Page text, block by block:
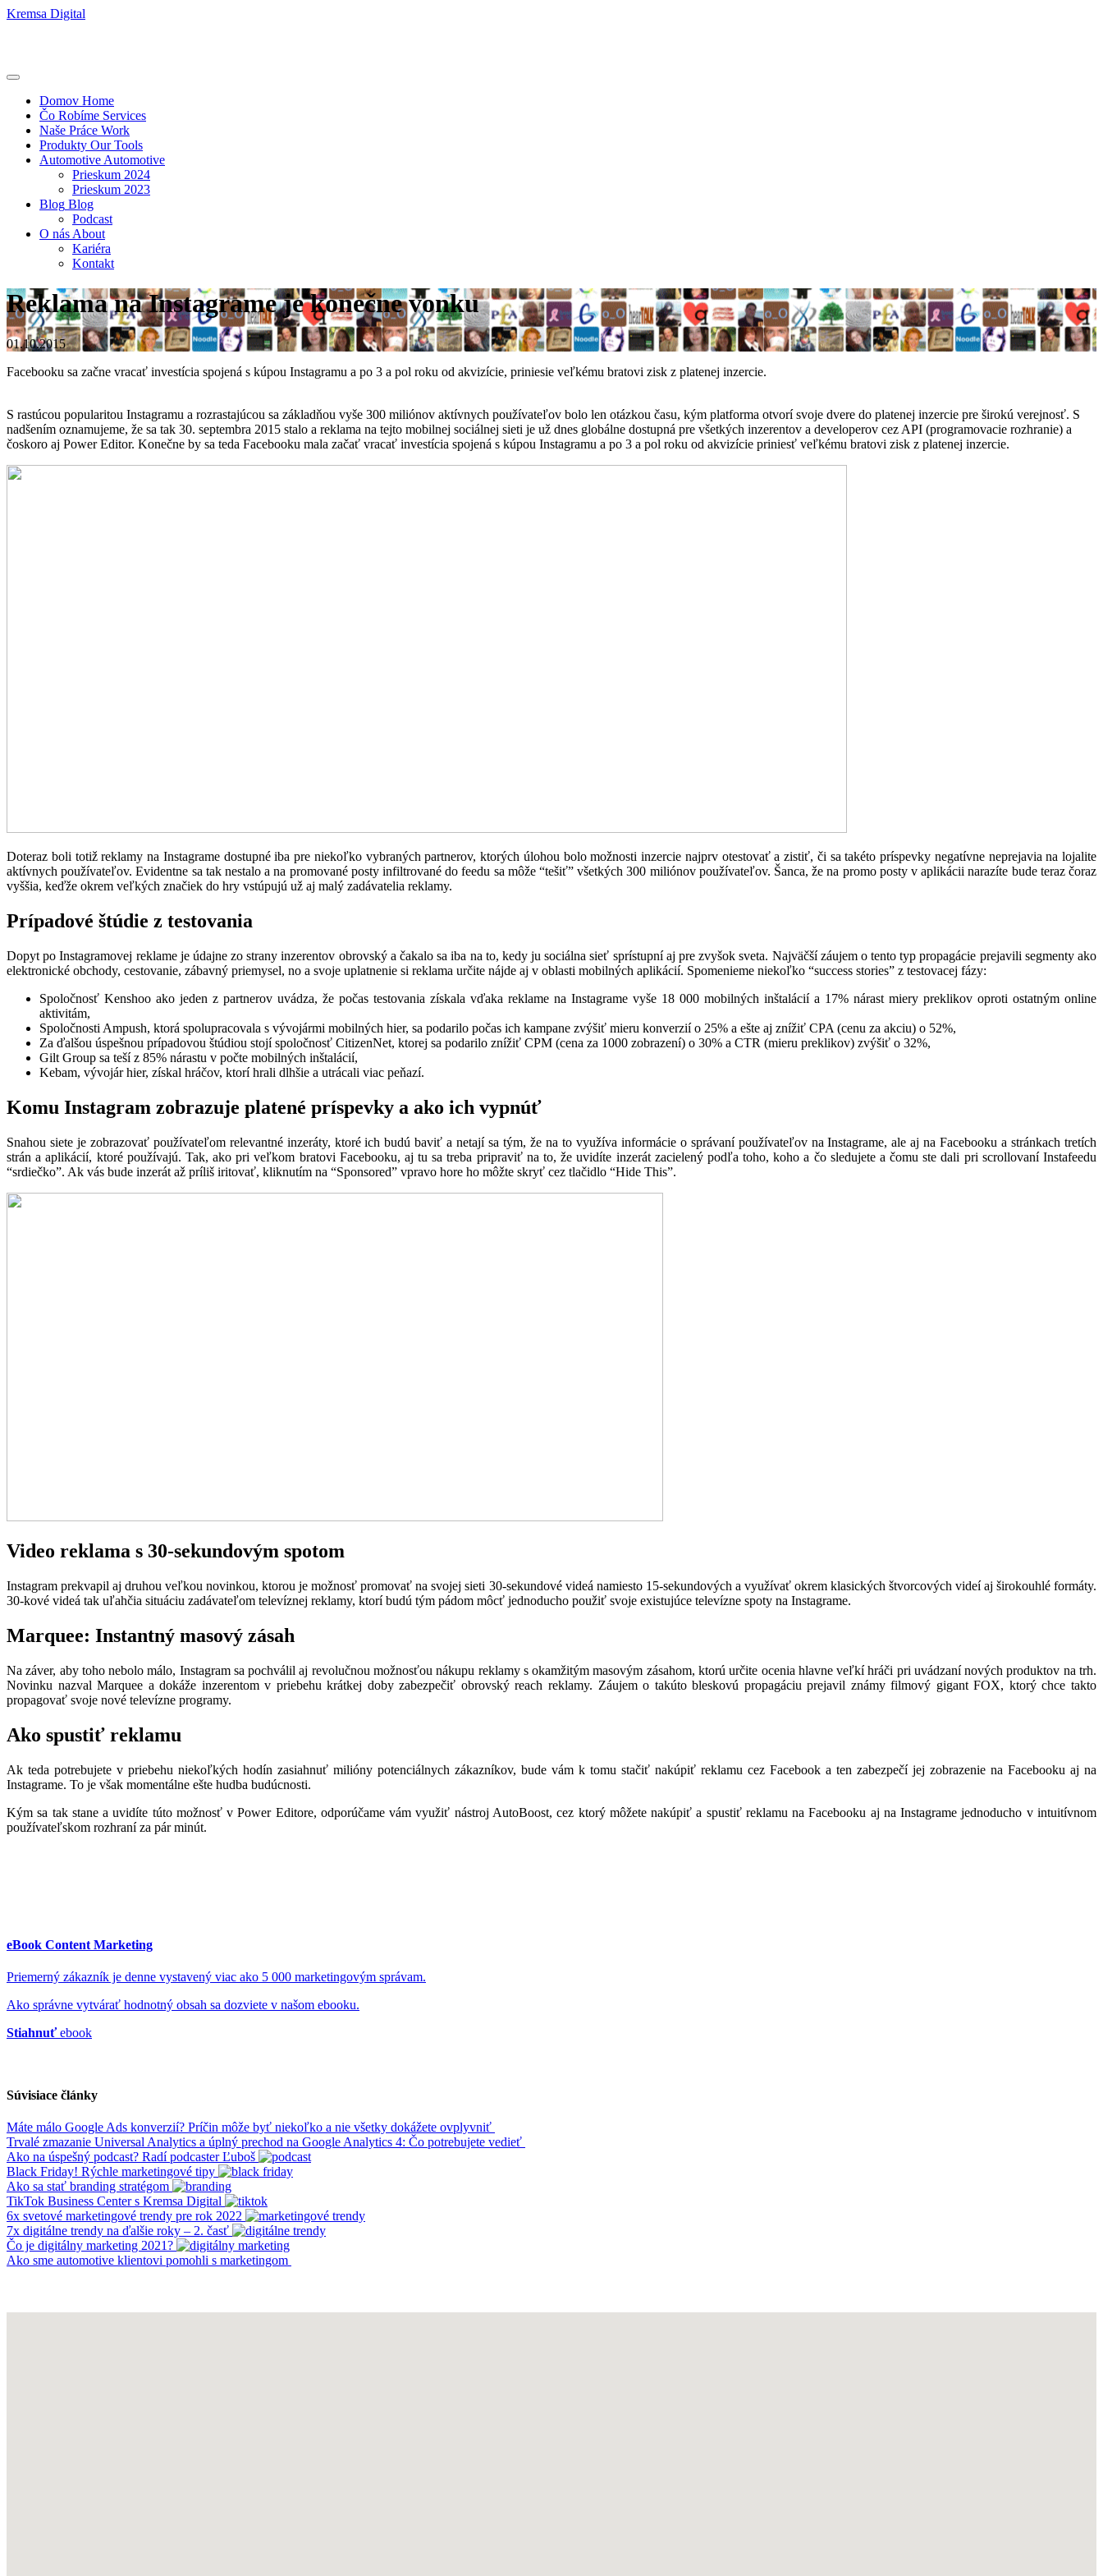
Kremsa Digital
Domov Home
Čo Robíme Services
Naše Práce Work
Produkty Our Tools
Automotive Automotive
Prieskum 2024
Prieskum 2023
Blog Blog
Podcast
O nás About
Kariéra
Kontakt
Reklama na Instagrame je konečne vonku
01.10.2015
Facebooku sa začne vracať investícia spojená s kúpou Instagramu a po 3 a pol roku od akvizície, priniesie veľkému bratovi zisk z platenej inzercie.
S rastúcou popularitou Instagramu a rozrastajúcou sa základňou vyše 300 miliónov aktívnych používateľov bolo len otázkou času, kým platforma otvorí svoje dvere do platenej inzercie pre širokú verejnosť. S
nadšením oznamujeme, že sa tak 30. septembra 2015 stalo a reklama na tejto mobilnej sociálnej sieti je už dnes globálne dostupná pre všetkých inzerentov a developerov cez API (programovacie rozhranie) a
čoskoro aj Power Editor. Konečne by sa teda Facebooku mala začať vracať investícia spojená s kúpou Instagramu a po 3 a pol roku od akvizície priniesť veľkému bratovi zisk z platenej inzercie.
Doteraz boli totiž reklamy na Instagrame dostupné iba pre niekoľko vybraných partnerov, ktorých úlohou bolo možnosti inzercie najprv otestovať a zistiť, či sa takéto príspevky negatívne neprejavia na lojalite
aktívnych používateľov. Evidentne sa tak nestalo a na promované posty infiltrované do feedu sa môže “tešiť” všetkých 300 miliónov používateľov. Šanca, že na promo posty v aplikácii narazíte bude teraz čoraz
vyššia, keďže okrem veľkých značiek do hry vstúpujú už aj malý zadávatelia reklamy.
Prípadové štúdie z testovania
Dopyt po Instagramovej reklame je údajne zo strany inzerentov obrovský a čakalo sa iba na to, kedy ju sociálna sieť sprístupní aj pre zvyšok sveta. Najväčší záujem o tento typ propagácie prejavili segmenty ako
elektronické obchody, cestovanie, zábavný priemysel, no a svoje uplatnenie si reklama určite nájde aj v oblasti mobilných aplikácií. Spomenieme niekoľko “success stories” z testovacej fázy:
Spoločnosť Kenshoo ako jeden z partnerov uvádza, že počas testovania získala vďaka reklame na Instagrame vyše 18 000 mobilných inštalácií a 17% nárast miery preklikov oproti ostatným online
aktivitám,
Spoločnosti Ampush, ktorá spolupracovala s vývojármi mobilných hier, sa podarilo počas ich kampane zvýšiť mieru konverzií o 25% a ešte aj znížiť CPA (cenu za akciu) o 52%,
Za ďalšou úspešnou prípadovou štúdiou stojí spoločnosť CitizenNet, ktorej sa podarilo znížiť CPM (cena za 1000 zobrazení) o 30% a CTR (mieru preklikov) zvýšiť o 32%,
Gilt Group sa teší z 85% nárastu v počte mobilných inštalácií,
Kebam, vývojár hier, získal hráčov, ktorí hrali dlhšie a utrácali viac peňazí.
Komu Instagram zobrazuje platené príspevky a ako ich vypnúť
Snahou siete je zobrazovať používateľom relevantné inzeráty, ktoré ich budú baviť a netají sa tým, že na to využíva informácie o správaní používateľov na Instagrame, ale aj na Facebooku a stránkach tretích
strán a aplikácií, ktoré používajú. Tak, ako pri veľkom bratovi Facebooku, aj tu sa treba pripraviť na to, že uvidíte inzerát zacielený podľa toho, koho a čo sledujete a čomu ste dali pri scrollovaní Instafeedu
“srdiečko”. Ak vás bude inzerát až príliš iritovať, kliknutím na “Sponsored” vpravo hore ho môžte skryť cez tlačidlo “Hide This”.
Video reklama s 30-sekundovým spotom
Instagram prekvapil aj druhou veľkou novinkou, ktorou je možnosť promovať na svojej sieti 30-sekundové videá namiesto 15-sekundových a využívať okrem klasických štvorcových videí aj širokouhlé formáty.
30-kové videá tak uľahčia situáciu zadávateľom televíznej reklamy, ktorí budú tým pádom môcť jednoducho použiť svoje existujúce televízne spoty na Instagrame.
Marquee: Instantný masový zásah
Na záver, aby toho nebolo málo, Instagram sa pochválil aj revolučnou možnosťou nákupu reklamy s okamžitým masovým zásahom, ktorú určite ocenia hlavne veľkí hráči pri uvádzaní nových produktov na trh.
Novinku nazval Marquee a dokáže inzerentom v priebehu krátkej doby zabezpečiť obrovský reach reklamy. Záujem o takúto bleskovú propagáciu prejavil známy filmový gigant FOX, ktorý chce takto
propagovať svoje nové televízne programy.
Ako spustiť reklamu
Ak teda potrebujete v priebehu niekoľkých hodín zasiahnuť milióny potenciálnych zákazníkov, bude vám k tomu stačiť nakúpiť reklamu cez Facebook a ten zabezpečí jej zobrazenie na Facebooku aj na
Instagrame. To je však momentálne ešte hudba budúcnosti.
Kým sa tak stane a uvidíte túto možnosť v Power Editore, odporúčame vám využiť nástroj AutoBoost, cez ktorý môžete nakúpiť a spustiť reklamu na Facebooku aj na Instagrame jednoducho v intuitívnom
používateľskom rozhraní za pár minút.
eBook Content Marketing
Priemerný zákazník je denne vystavený viac ako 5 000 marketingovým správam.
Ako správne vytvárať hodnotný obsah sa dozviete v našom ebooku.
Stiahnuťebook
Súvisiace články
Máte málo Google Ads konverzií? Príčin môže byť niekoľko a nie všetky dokážete ovplyvniť
Trvalé zmazanie Universal Analytics a úplný prechod na Google Analytics 4: Čo potrebujete vedieť
Ako na úspešný podcast? Radí podcaster Ľuboš
Black Friday! Rýchle marketingové tipy
Ako sa stať branding stratégom
TikTok Business Center s Kremsa Digital
6x svetové marketingové trendy pre rok 2022
7x digitálne trendy na ďalšie roky – 2. časť
Čo je digitálny marketing 2021?
Ako sme automotive klientovi pomohli s marketingom